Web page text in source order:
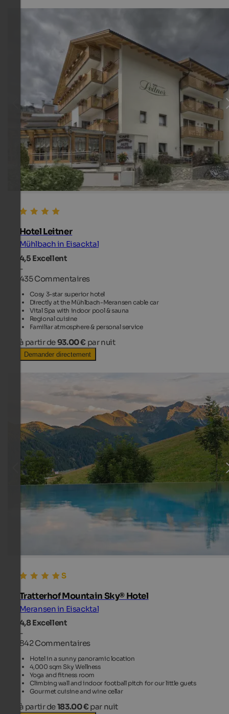
Hotel Leitner
Mühlbach in Eisacktal
4,5 Excellent
-
435 Commentaires
Cosy 3-star superior hotel
Directly at the Mühlbach-Meransen cable car
Vital Spa with indoor pool & sauna
Regional cuisine
Familiar atmosphere & personal service
à partir de93.00 € par nuit
Demander directement
Tratterhof Mountain Sky® Hotel
Meransen in Eisacktal
4,8Excellent
-
842 Commentaires
Hotel in a sunny panoramic location
4,000 sqm Sky Wellness
Yoga and fitness room
Climbing wall and indoor football pitch for our little guets
Gourmet cuisine and wine cellar
à partir de183.00 € par nuit